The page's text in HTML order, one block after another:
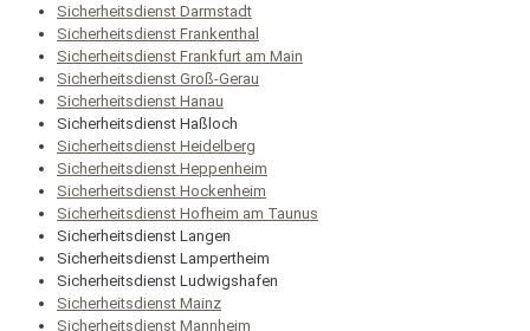
Sicherheitsdienst Darmstadt
Sicherheitsdienst Frankenthal
Sicherheitsdienst Frankfurt am Main
Sicherheitsdienst Groß-Gerau
Sicherheitsdienst Hanau
Sicherheitsdienst Haßloch
Sicherheitsdienst Heidelberg
Sicherheitsdienst Heppenheim
Sicherheitsdienst Hockenheim
Sicherheitsdienst Hofheim am Taunus
Sicherheitsdienst Langen
Sicherheitsdienst Lampertheim
Sicherheitsdienst Ludwigshafen
Sicherheitsdienst Mainz
Sicherheitsdienst Mannheim